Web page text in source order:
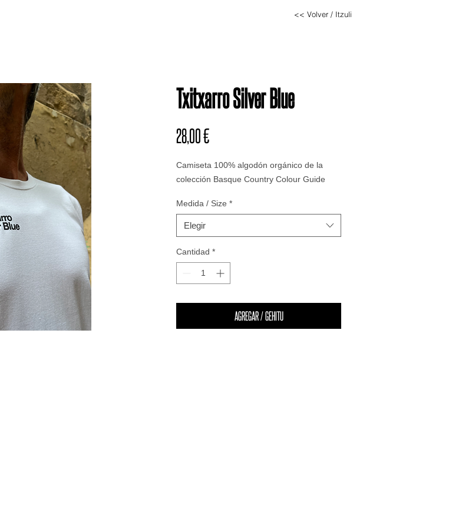
Txitxarro Silver Blue
28,00 €Precio
Camiseta 100% algodón orgánico de la
colección Basque Country Colour Guide
Medida / Size *
Elegir
Cantidad *
AGREGAR / GEHITU
<< Volver / Itzuli